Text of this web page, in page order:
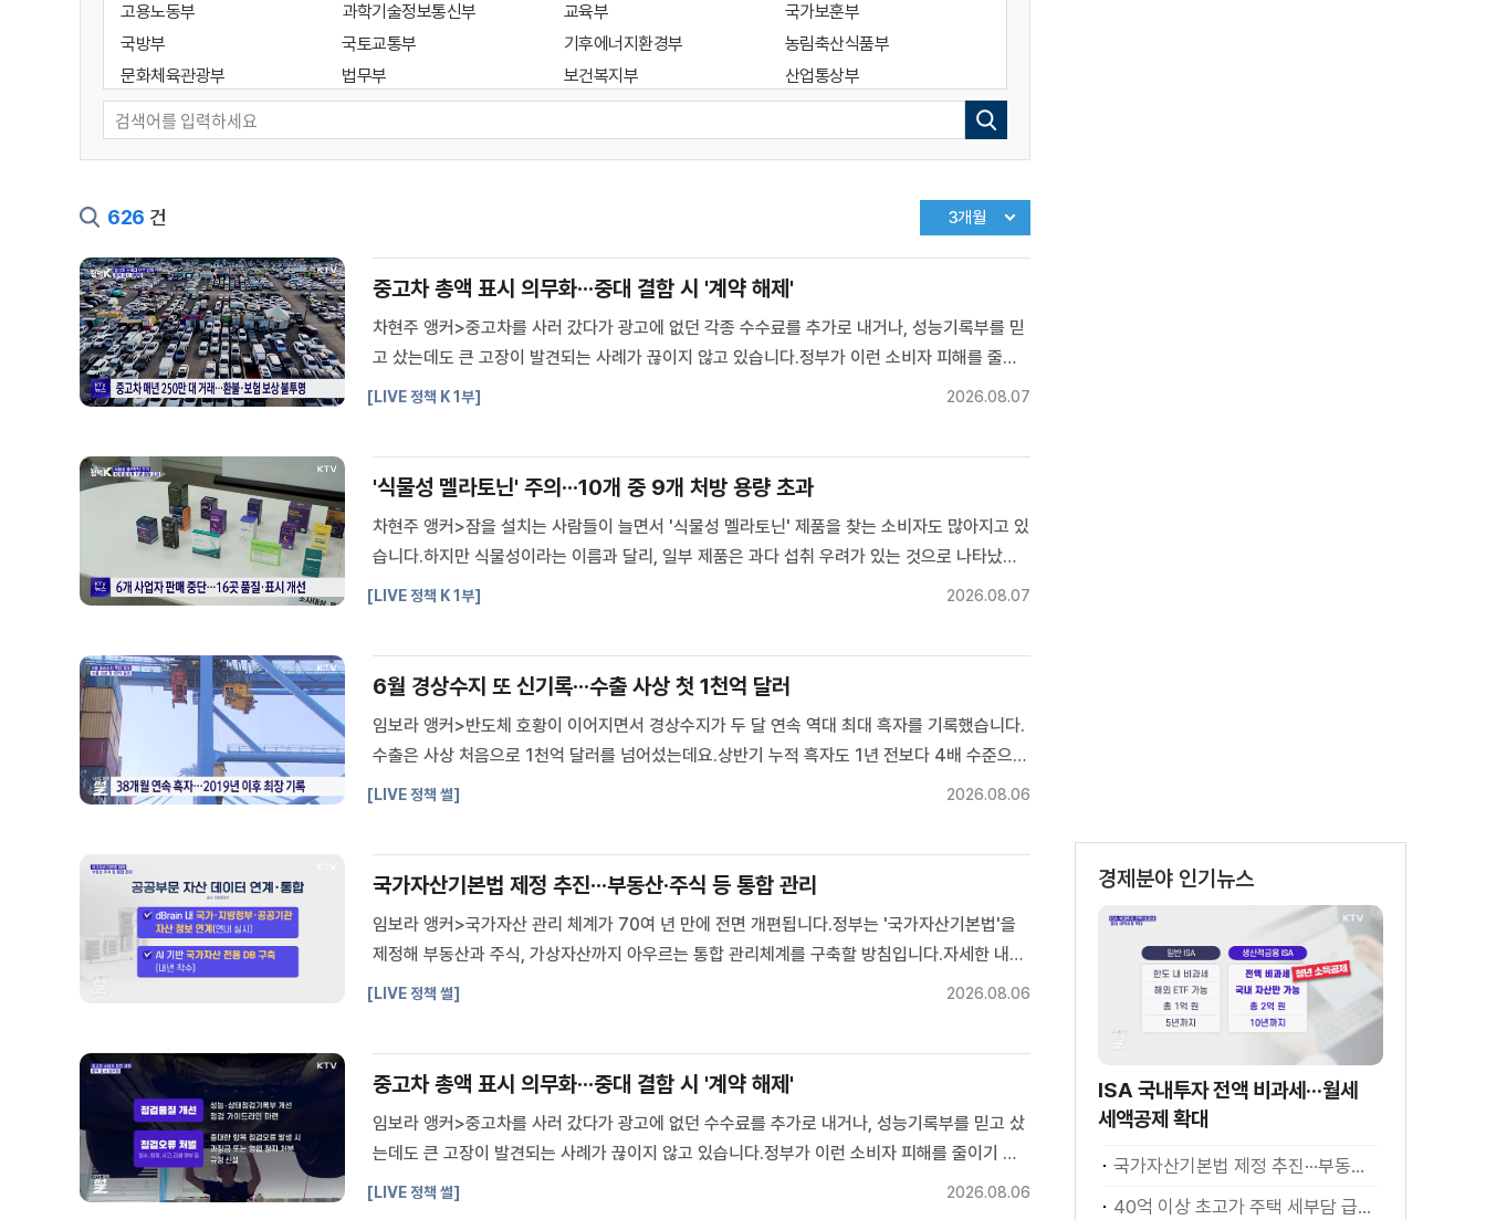
고용노동부
과학기술정보통신부 교육부
국가보훈부
국방부
국토교통부 기후에너지환경부
농림축산식품부
문화체육관광부
법무부 보건복지부
산업통상부
성평등가족부
외교부 재정경제부
중소벤처기업부
통일부
해양수산부 행정안전부
국가데이터처
인사혁신처
대검찰청
방위사업청
새만금개발청
소방청 우주항공청
재외동포청
조달청
질병관리청 해양경찰청
행정중심복합도시건설청
개인정보보호위원회
공정거래위원회 국가안전보장회의사무처
국가인권위원회
국가지속가능발전위원회
국가테러대책위원회
일자리위원회
중앙선거관리위원회 지방자치발전위원회
청년위원회
행정중심복합도시건설추친위원
626 건 3개월
중고차 총액 표시 의무화···중대 결함 시 '계약 해제'
차현주 앵커>중고차를 사러 갔다가 광고에 없던 각종 수수료를 추가로 내거나, 성능기록부를 믿
고 샀는데도 큰 고장이 발견되는 사례가 끊이지 않고 있습니다.정부가 이런 소비자 피해를 줄이
기 위해 중고차 거래 제도를 전면 손질하기로 했는데요.보도에 이리나 기자입니다이리나 기자>
[LIVE 정책 K 1부] 2026.08.07
'식물성 멜라토닌' 주의···10개 중 9개 처방 용량 초과
차현주 앵커>잠을 설치는 사람들이 늘면서 '식물성 멜라토닌' 제품을 찾는 소비자도 많아지고 있
습니다.하지만 식물성이라는 이름과 달리, 일부 제품은 과다 섭취 우려가 있는 것으로 나타났습
니다.최다희 기자입니다.최다희 기자>건강보험심사평가원에 따른 국내 수면 질환 환자는 지난
[LIVE 정책 K 1부] 2026.08.07
6월 경상수지 또 신기록···수출 사상 첫 1천억 달러
임보라 앵커>반도체 호황이 이어지면서 경상수지가 두 달 연속 역대 최대 흑자를 기록했습니다.
수출은 사상 처음으로 1천억 달러를 넘어섰는데요.상반기 누적 흑자도 1년 전보다 4배 수준으
로, 역대 가장 많았습니다.통계로 확인해봅니다.김찬규 기자>6월 경상수지가 두 달 연속 역대 최
[LIVE 정책 썰] 2026.08.06
국가자산기본법 제정 추진···부동산·주식 등 통합 관리
임보라 앵커>국가자산 관리 체계가 70여 년 만에 전면 개편됩니다.정부는 '국가자산기본법'을
제정해 부동산과 주식, 가상자산까지 아우르는 통합 관리체계를 구축할 방침입니다.자세한 내용
정리했습니다.조태영 기자>비상경제본부 회의 겸 경제구조혁신 관계장관회의를 개최한 구윤철
[LIVE 정책 썰] 2026.08.06
중고차 총액 표시 의무화···중대 결함 시 '계약 해제'
임보라 앵커>중고차를 사러 갔다가 광고에 없던 수수료를 추가로 내거나, 성능기록부를 믿고 샀
는데도 큰 고장이 발견되는 사례가 끊이지 않고 있습니다.정부가 이런 소비자 피해를 줄이기 위
해 중고차 거래 제도를 전면 손질하기로 했습니다.화면으로 만나봅니다.이리나 기자>매년 국내
[LIVE 정책 썰] 2026.08.06
경제분야 인기뉴스
ISA 국내투자 전액 비과세···월세
세액공제 확대
국가자산기본법 제정 추진···부동산·주식 등 통합 관리
40억 이상 초고가 주택 세부담 급증···실수요자 보호 강화